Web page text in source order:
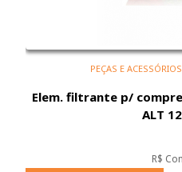
PEÇAS E
Elem. filtrante p/
ALT
R$